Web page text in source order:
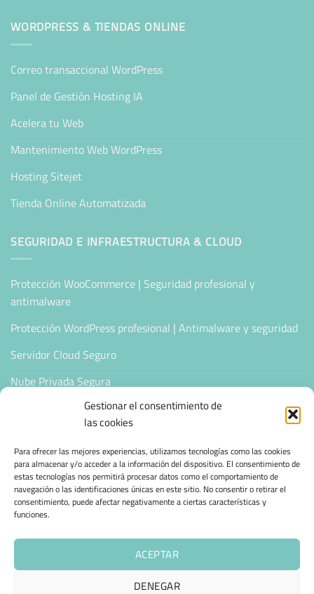
Gestionar el consentimiento de
las cookies
Para ofrecer las mejores experiencias, utilizamos tecnologías como las cookies
para almacenar y/o acceder a la información del dispositivo. El consentimiento de
estas tecnologías nos permitirá procesar datos como el comportamiento de
navegación o las identificaciones únicas en este sitio. No consentir o retirar el
consentimiento, puede afectar negativamente a ciertas características y
funciones.
ACEPTAR
DENEGAR
WORDPRESS & TIENDAS ONLINE
Correo transaccional WordPress
Panel de Gestión Hosting IA
Acelera tu Web
Mantenimiento Web WordPress
Hosting Sitejet
Tienda Online Automatizada
SEGURIDAD E INFRAESTRUCTURA & CLOUD
Protección WooCommerce | Seguridad profesional y
antimalware
Protección WordPress profesional | Antimalware y seguridad
Servidor Cloud Seguro
Nube Privada Segura
CONFIANZA & ESPECIALIZACIÓN
Sello de Confianza
Empresas Verificadas +100 Protocolos Online
Migración desde otro proveedor
Hosting ecológico + IA
Hosting Empresarial 360